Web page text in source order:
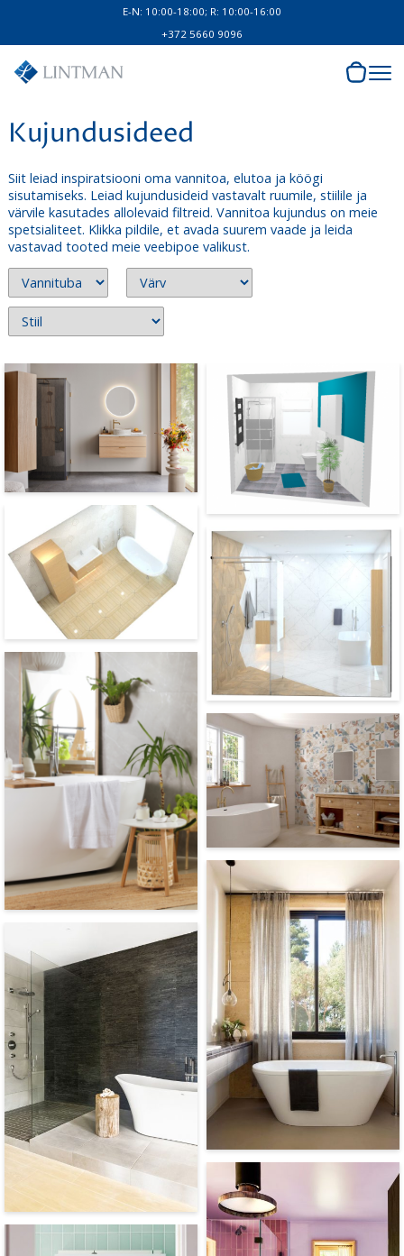
E-N: 10:00-18:00; R: 10:00-16:00
+372 5660 9096
Kujundusideed
Siit leiad inspiratsiooni oma vannitoa, elutoa ja köögi
sisutamiseks. Leiad kujundusideid vastavalt ruumile, stiilile ja
värvile kasutades allolevaid filtreid. Vannitoa kujundus on meie
spetsialiteet. Klikka pildile, et avada suurem vaade ja leida
vastavad tooted meie veebipoe valikust.